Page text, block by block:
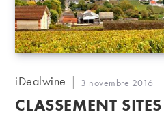
Auteur/autrice
la
iDealwine
Publication
publiée :
3 novembre 2016
CLASSEMENT